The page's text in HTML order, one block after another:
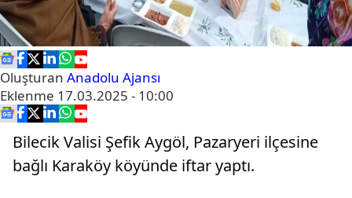
Oluşturan Anadolu Ajansı
Eklenme 17.03.2025 - 10:00
Bilecik Valisi Şefik Aygöl, Pazaryeri ilçesine
bağlı Karaköy köyünde iftar yaptı.